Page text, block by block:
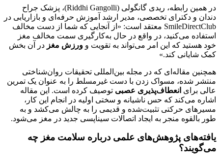
در همین رابطه، ریدی گانگولی (Riddhi Gangolli)، پزشک جراح
دندان و دکترای تخصصی، مدیر ارشد آموزش حرفه‌ای و بازاریابی در
SmileDirectClub معتقد است: «از آنجایی که شما از دست مخالف
استفاده می‌کنید، در واقع در حال به‌کارگیری سمت مخالف مغز
خود هستید که این امر می‌تواند به تقویت و ورزش مغز در آن بخش
کمک شایانی کند.»
همچنین مقاله‌ای که در مجله بین‌المللی تحقیقات روان‌شناختی
منتشر شده، مسواک زدن با دست غیرمسلط را به عنوان یک تمرین
عالی برای انعطاف‌پذیری عصبی توصیف کرده است. این مقاله
اشاره می‌کند که حس ناشیانه و سختی اولیه در انجام این کار،
مسیرهای حرکتی تثبیت‌شده و قدیمی را به چالش می‌کشد و به
طور بالقوه منجر به ایجاد اتصالات سیناپسی جدید در مغز می‌شود.
یافته‌های پژوهش‌های علمی درباره سلامت مغز چه
می‌گویند؟